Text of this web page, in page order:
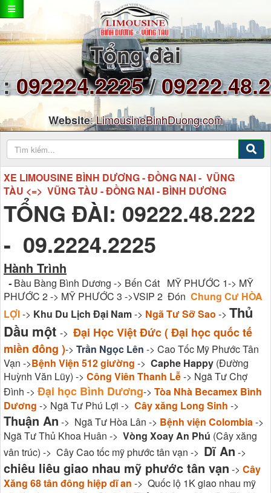
Tổng đài
:092224.2225/
Website:LimousineBinhDuong.com
XE LIMOUSINE BÌNH DƯƠNG - ĐỒNG NAI - VŨNG
TÀU <=> VŨNG TÀU - ĐỒNG NAI - BÌNH DƯƠNG
TỔNG ĐÀI: 09222.48.222
- 09.2224.2225
Hành Trình
-Bàu Bàng Bình Dương -> Bến Cát MỸ PHƯỚC 1-> MỸ
PHƯỚC 2 -> MỸ PHƯỚC 3 ->VSIP 2 Đón Chung Cư HÒA
LỢI-> Khu Du Lịch Đại Nam-> Ngã Tư Sỡ Sao -> Thủ
Dầu một -> Đại Học Việt Đức ( Đại học quốc tế
miền đông )-> Trần Ngọc Lên -> Cao Tốc Mỹ Phước Tân
Vạn ->Bệnh Viện 512 giường -> Caphe Happy (Đường
Huỳnh Văn Lũy) -> Công Viên Thanh Lễ-> Ngã Tư Chợ
Đình -> Đại học Bình Dương-> Tòa Nhà Becamex Bình
Dương -> Ngã Tư Phú Lợi -> Cây xăng Long Sinh ->
Thuận An -> Ngã Tư Hòa Lân -> Bệnh viện Colombia->
Ngã Tư Thủ Khoa Huân -> Vòng Xoay An Phú (Cây xăng
vân trúc) -> Cây Cao tốc mỹ phước tân vạn -> Dĩ An ->
chiêu liêu giao nhau mỹ phước tân vạn -> Cây
Xăng 68 tân đông hiệp dĩ an -> Quốc lộ 1K giao nhau mỹ